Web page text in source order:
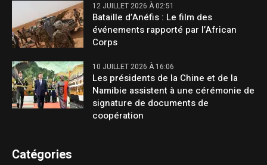
12 JUILLET 2026 À 02:51
Bataille d’Anéfis : Le film des
événements rapporté par l’African
Corps
10 JUILLET 2026 À 16:06
Les présidents de la Chine et de la
Namibie assistent à une cérémonie de
signature de documents de
coopération
Catégories